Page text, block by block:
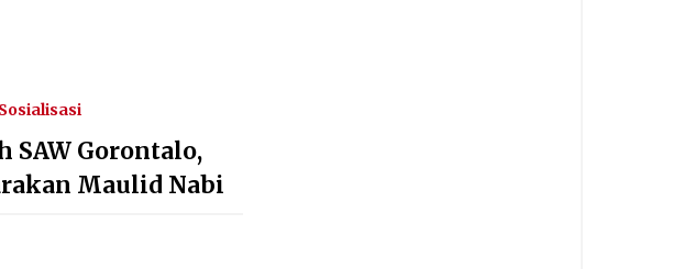
Sosialisasi
SAW Gorontalo,
Maulid Nabi